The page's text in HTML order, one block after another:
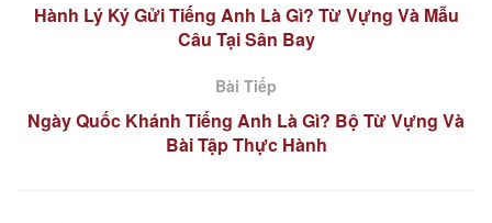
Hành Lý Ký Gửi Tiếng Anh Là Gì? Từ Vựng Và Mẫu
Câu Tại Sân Bay
Bài Tiếp
Ngày Quốc Khánh Tiếng Anh Là Gì? Bộ Từ Vựng Và
Bài Tập Thực Hành